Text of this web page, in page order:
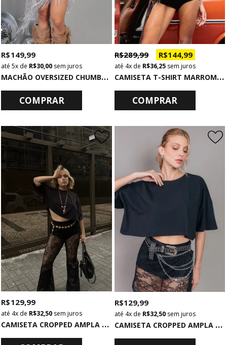
M
ACHÃO OVERSIZED CHUMBO FEEL WILD
R$ 149,99
5x de R$ 30,00 sem juros
COMPRAR
C
AMISETA T-SHIRT MARROM COM FRANJAS NA CAVA FEEL WILD
R$ 289,99 R$ 144,99
4xde R$ 36,25sem juros
COMPRAR
C
AMISETA CROPPED AMPLA BÁSICA PRETA
R$ 129,99
4x de R$ 32,50 sem juros
C
AMISETA CROPPED AMPLA BÁSICA PRETA
R$ 129,99
4xde R$ 32,50sem juros